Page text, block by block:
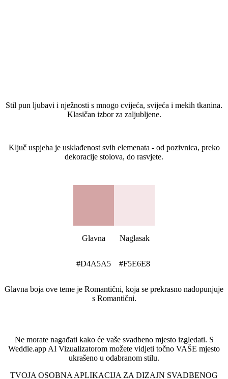
Stil pun ljubavi i nježnosti s mnogo cvijeća, svijeća i mekih tkanina.
Klasičan izbor za zaljubljene.
Ključ uspjeha je usklađenost svih elemenata - od pozivnica, preko
dekoracije stolova, do rasvjete.
Glavna
#D4A5A5
Naglasak
#F5E6E8
Glavna boja ove teme je Romantični, koja se prekrasno nadopunjuje
s Romantični.
Ne morate nagađati kako će vaše svadbeno mjesto izgledati. S
Weddie.app AI Vizualizatorom možete vidjeti točno VAŠE mjesto
ukrašeno u odabranom stilu.
TVOJA OSOBNA APLIKACIJA ZA DIZAJN SVADBENOG